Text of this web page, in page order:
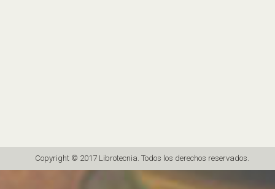
Copyright © 2017 Librotecnia. Todos los derechos reservados.